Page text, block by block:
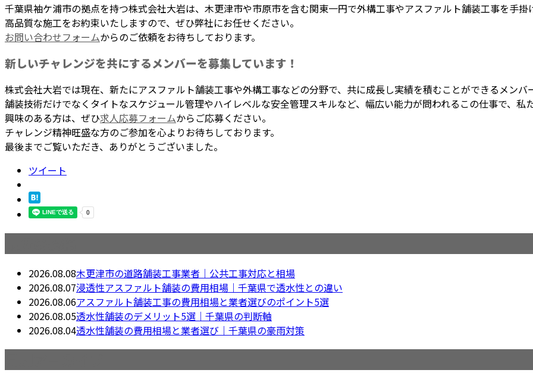
千葉県袖ケ浦市の拠点を持つ株式会社大岩は、木更津市や市原市を含む関東一円で外構工事やアスファルト舗装工事を手掛
高品質な施工をお約束いたしますので、ぜひ弊社にお任せください。
お問い合わせフォームからのご依頼をお待ちしております。
新しいチャレンジを共にするメンバーを募集しています！
株式会社大岩では現在、新たにアスファルト舗装工事や外構工事などの分野で、共に成長し実績を積むことができるメンバ
舗装技術だけでなくタイトなスケジュール管理やハイレベルな安全管理スキルなど、幅広い能力が問われるこの仕事で、
興味のある方は、ぜひ求人応募フォームからご応募ください。
チャレンジ精神旺盛な方のご参加を心よりお待ちしております。
最後までご覧いただき、ありがとうございました。
ツイート
2026.08.08木更津市の道路舗装工事業者｜公共工事対応と相場
2026.08.07浸透性アスファルト舗装の費用相場｜千葉県で透水性との違い
2026.08.06アスファルト舗装工事の費用相場と業者選びのポイント5選
2026.08.05透水性舗装のデメリット5選｜千葉県の判断軸
2026.08.04透水性舗装の費用相場と業者選び｜千葉県の豪雨対策